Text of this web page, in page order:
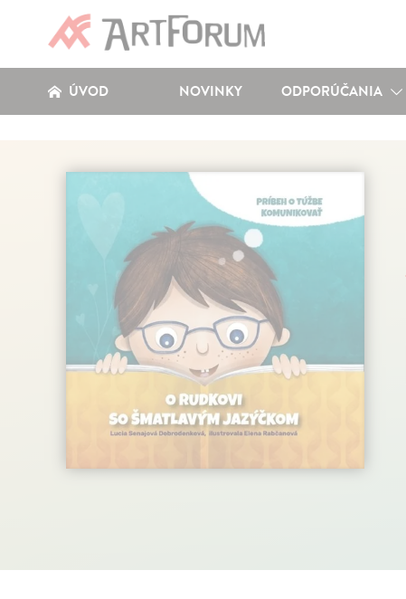
ÚVOD NOVINKY ODPORÚČANIA